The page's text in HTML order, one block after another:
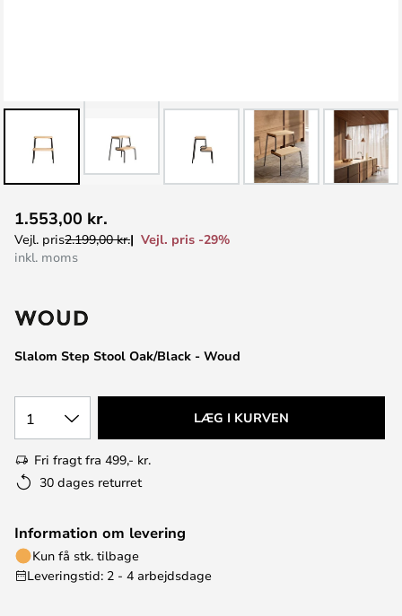
til
starten
Slalom Step Stool Oak/Black - Woud
1.553,00 kr.
Vejl. pris2.199,00 kr.
Vejl. pris -29%
inkl. moms
1 LÆG I KURVEN
Fri fragt fra 499,- kr.
30 dages returret
Information om levering
Kun få stk. tilbage
Leveringstid: 2 - 4 arbejdsdage